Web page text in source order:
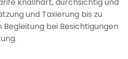
und Taxierung bis zu
bei Besichtigungen